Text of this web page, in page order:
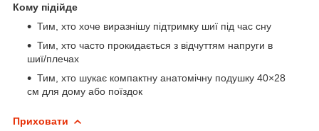
Кому підійде
Тим, хто хоче виразнішу підтримку шиї під час сну
Тим, хто часто прокидається з відчуттям напруги в
шиї/плечах
Тим, хто шукає компактну анатомічну подушку 40×28
см для дому або поїздок
Приховати